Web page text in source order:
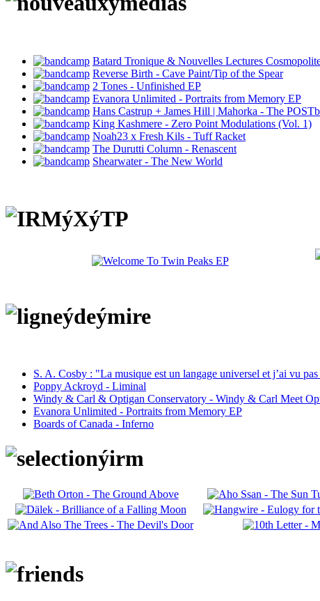
Batard Tronique & Nouvelles Lectures
Reverse Birth - Cave Paint/Tip of the Spear
2 Tones - Unfinished EP
Evanora Unlimited - Portraits from Memory EP
Hans Castrup + James Hill | Mahorka - The
King Kashmere - Zero Point Modulations (Vol. 1)
Noah23 x Fresh Kils - Tuff Racket
The Durutti Column - Renascent
Shearwater - The New World
S. A. Cosby : "La musique est un langage universel et j’ai vu
Poppy Ackroyd - Liminal
Windy & Carl & Optigan Conservatory - Windy & Carl Meet
Evanora Unlimited - Portraits from Memory EP
Boards of Canada - Inferno